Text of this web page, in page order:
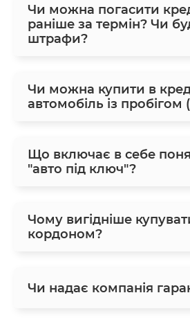
Чи можна погасити
раніше за термін? Чи
штрафи?
Чи можна купити в
автомобіль із пробігом
Що включає в себе
"авто під ключ"?
Чому вигідніше
кордоном?
Чи надає компанія